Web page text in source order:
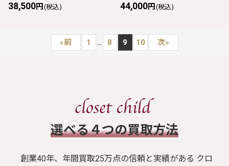
38,500円 (税込) 44,000円 (税込)
«前 1 ... 8 9 10 次»
​選べる４つの買取方法
創業40年、年間買取25万点の信頼と実績がある クロ